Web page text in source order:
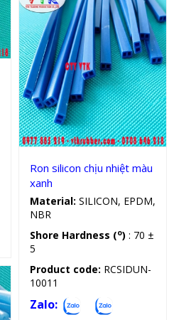
Sản phẩm kỹ thuật
Ron silicon chịu nhiệt màu
xanh
Material: SILICON, EPDM,
NBR
Shore Hardness (o) : 70 ±
5
Product code: RCSIDUN-
10011
Zalo: